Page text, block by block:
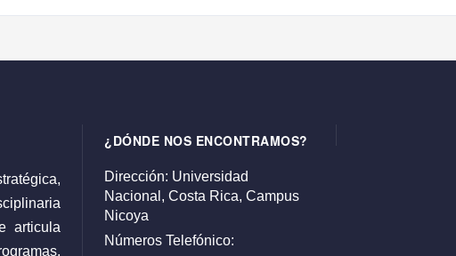
articula
¿DÓNDE NOS ENCONTRAMOS?
Dirección: Universidad
Nacional, Costa Rica, Campus
Nicoya
Números Telefónico: